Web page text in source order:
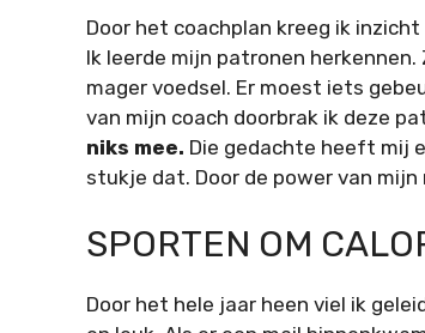
Door het coachplan kreeg ik
Ik leerde mijn patronen
mager voedsel. Er moest iets
van mijn coach doorbrak ik deze
niks mee. Die gedachte heeft mij
stukje dat. Door de power van
SPORTEN OM
Door het hele jaar heen viel ik